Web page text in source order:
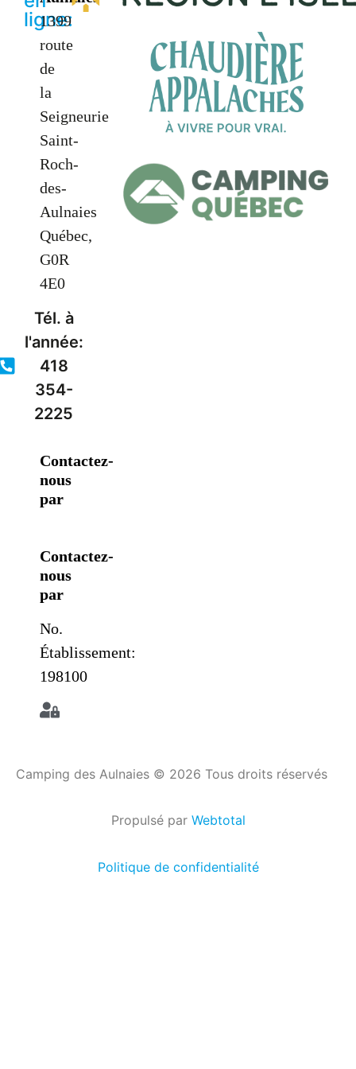
ligne:
1399
route
de
la
Seigneurie
Saint-
Roch-
des-
Aulnaies
Québec,
G0R
4E0
Tél. à
l'année:
418
354-
2225
Contactez-
nous
par
Contactez-
nous
par
No.
Établissement:
198100
Camping des Aulnaies © 2026 Tous droits réservés
Propulsé par Webtotal
Politique de confidentialité